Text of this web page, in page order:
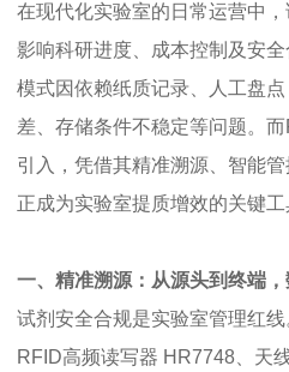
在现代化实验室的日常运营中
影响科研进度、成本控制及安
模式因依赖纸质记录、人工盘
差、存储条件不稳定等问题。
引入，凭借其精准溯源、智能
正成为实验室提质增效的关键工
一、精准溯源：从源头到终端
试剂安全合规是实验室管理红
RFID高频读写器 HR7748、天